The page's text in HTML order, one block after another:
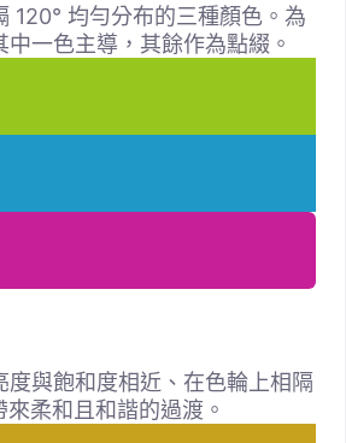
120° 均勻分布的三種顏色。為
一色主導，其餘作為點綴。
度與飽和度相近、在色輪上相隔
柔和且和諧的過渡。